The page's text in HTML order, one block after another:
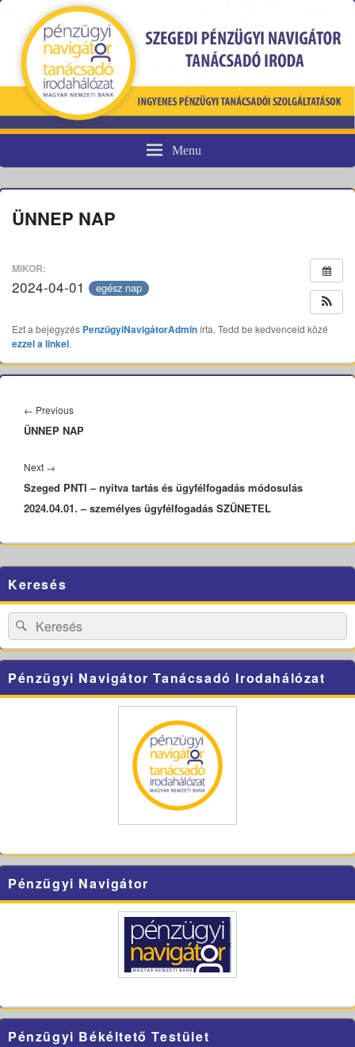
Pénzügyi fogyasztóvédelem
Menu
ÜNNEP NAP
MIKOR:
2024-04-01 egész nap
Ezt a bejegyzés PenzügyiNavigátorAdmin írta. Tedd be kedvenceid közé
ezzel a linkel.
navigáció
← PreviousPrevious
post:
ÜNNEP NAP
Next →
post:
Szeged PNTI – nyitva tartás és ügyfélfogadás módosulás
2024.04.01. – személyes ügyfélfogadás SZÜNETEL
Sidebar
Widget
Area
Keresés
Search
for:
Search
Pénzügyi Navigátor Tanácsadó Irodahálózat
Pénzügyi Navigátor
Pénzügyi Békéltető Testület